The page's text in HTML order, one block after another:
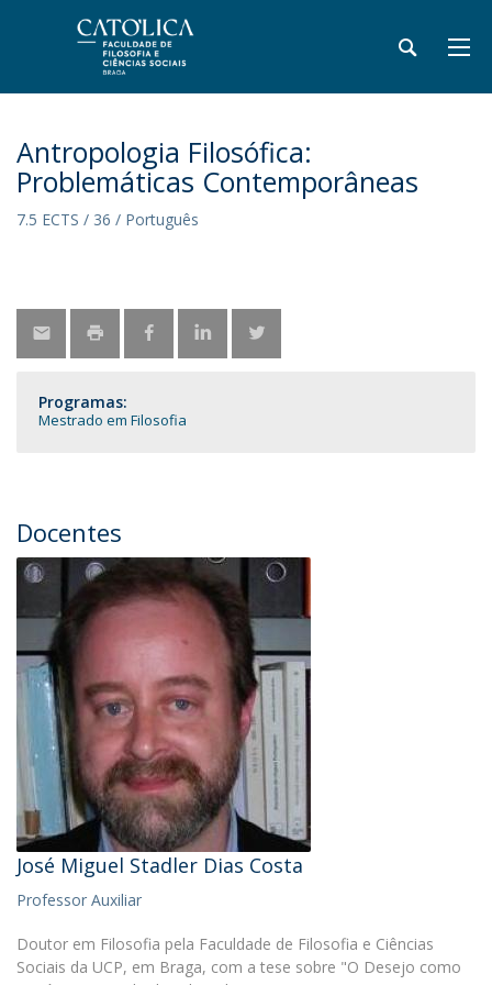
Antropologia Filosófica:
Problemáticas Contemporâneas
7.5 ECTS / 36 / Português
Programas:
Mestrado em Filosofia
Docentes
José Miguel Stadler Dias Costa
Professor Auxiliar
Doutor em Filosofia pela Faculdade de Filosofia e Ciências
Sociais da UCP, em Braga, com a tese sobre "O Desejo como